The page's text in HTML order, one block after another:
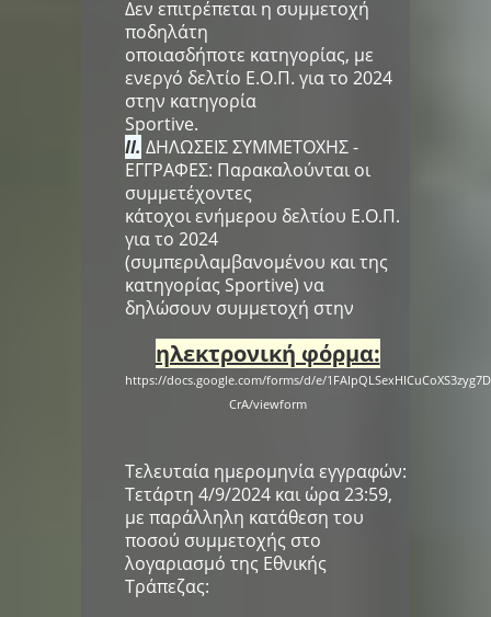
Δεν επιτρέπεται η συμμετοχή
ποδηλάτη
οποιασδήποτε κατηγορίας, με
ενεργό δελτίο Ε.Ο.Π. για το 2024
στην κατηγορία
Sportive.
II. ΔΗΛΩΣΕΙΣ ΣΥΜΜΕΤΟΧΗΣ -
ΕΓΓΡΑΦΕΣ: Παρακαλούνται οι
συμμετέχοντες
κάτοχοι ενήμερου δελτίου Ε.Ο.Π.
για το 2024
(συμπεριλαμβανομένου και της
κατηγορίας Sportive) να
δηλώσουν συμμετοχή στην
ηλεκτρονική φόρμα:
https://docs.google.com/forms/d/e/
CrA/viewform
Τελευταία ημερομηνία εγγραφών:
Τετάρτη 4/9/2024 και ώρα 23:59,
με παράλληλη κατάθεση του
ποσού συμμετοχής στο
λογαριασμό της Εθνικής
Τράπεζας: